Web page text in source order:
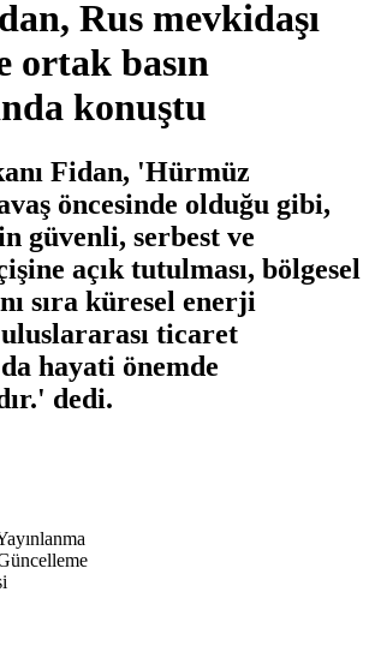
Rus mevkidaşı
ortak basın
konuştu
Fidan, 'Hürmüz
öncesinde olduğu gibi,
güvenli, serbest ve
açık tutulması, bölgesel
sıra küresel enerji
ticaret
hayati önemde
dedi.